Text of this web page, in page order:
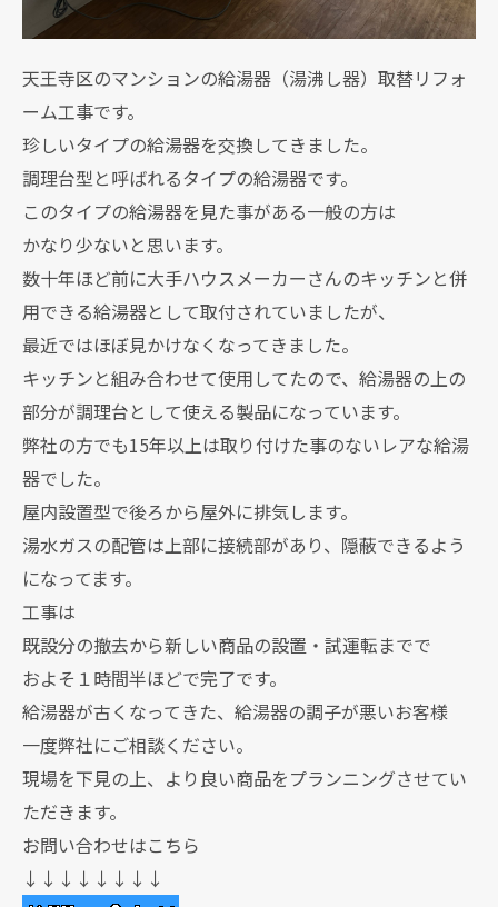
天王寺区のマンションの給湯器（湯沸し器）取替リフォ
ーム工事です。
珍しいタイプの給湯器を交換してきました。
調理台型と呼ばれるタイプの給湯器です。
このタイプの給湯器を見た事がある一般の方は
かなり少ないと思います。
数十年ほど前に大手ハウスメーカーさんのキッチンと併
用できる給湯器として取付されていましたが、
最近ではほぼ見かけなくなってきました。
キッチンと組み合わせて使用してたので、給湯器の上の
部分が調理台として使える製品になっています。
弊社の方でも15年以上は取り付けた事のないレアな給湯
器でした。
屋内設置型で後ろから屋外に排気します。
湯水ガスの配管は上部に接続部があり、隠蔽できるよう
になってます。
工事は
既設分の撤去から新しい商品の設置・試運転までで
およそ１時間半ほどで完了です。
給湯器が古くなってきた、給湯器の調子が悪いお客様
一度弊社にご相談ください。
現場を下見の上、より良い商品をプランニングさせてい
ただきます。
お問い合わせはこちら
↓↓↓↓↓↓↓↓